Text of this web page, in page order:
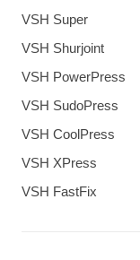
VSH Super
VSH Shurjoint
VSH PowerPress
VSH SudoPress
VSH CoolPress
VSH XPress
VSH FastFix